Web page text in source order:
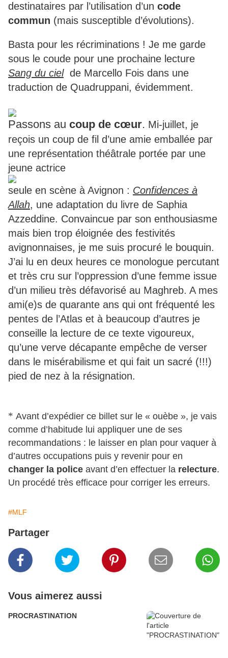
destinataires par l’utilisation d’un code
commun (mais susceptible d’évolutions).
Basta pour les récriminations ! Je me garde
sous le coude pour une prochaine lecture
Sang du cielde Marcello Fois dans une
traduction de Quadruppani, évidemment.
Passons au coup de cœur. Mi-juillet, je
reçois un coup de fil d’une amie emballée par
une représentation théâtrale portée par une
jeune actrice
seule en scène à Avignon : Confidences à
Allah, une adaptation du livre de Saphia
Azzeddine. Convaincue par son enthousiasme
mais bien trop éloignée des festivités
avignonnaises, je me suis procuré le bouquin.
J’ai lu en deux heures ce monologue percutant
et très cru sur l’oppression d’une femme issue
d’un milieu très défavorisé au Maghreb. A mes
ami(e)s de quarante ans qui ont fréquenté les
pentes de l’Atlas et à beaucoup d’autres je
conseille la lecture de ce texte vigoureux,
qu’une verve décapante empêche de verser
dans le misérabilisme et qui fait un sacré (!!!)
pied de nez à la résignation.
* Avant d’expédier ce billet sur le « ouèbe », je vais
comme d’habitude lui appliquer une de ses
recommandations : le laisser en plan pour vaquer à
d’autres occupations puis y revenir pour en
changer la police avant d’en effectuer la relecture.
Un procédé très efficace pour corriger les erreurs.
#MLF
Partager
Vous aimerez aussi
PROCRASTINATION